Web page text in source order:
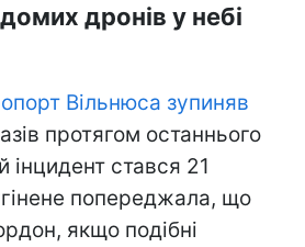
дронів у небі
Вільнюса зупиняв
протягом останнього
інцидент стався 21
попереджала, що
якщо подібні